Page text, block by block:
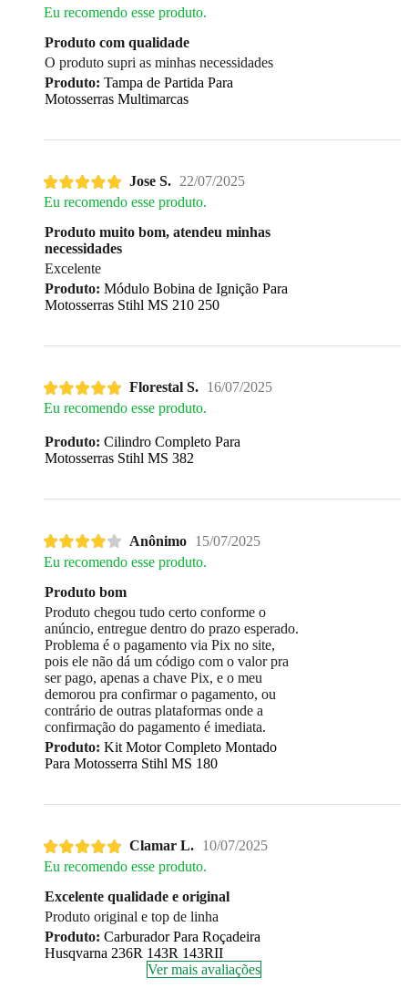
Eu recomendo esse produto.
Produto com qualidade
O produto supri as minhas necessidades
Produto: Tampa de Partida Para
Motosserras Multimarcas
Jose S. 22/07/2025
Eu recomendo esse produto.
Produto muito bom, atendeu minhas
necessidades
Excelente
Produto: Módulo Bobina de Ignição Para
Motosserras Stihl MS 210 250
Florestal S. 16/07/2025
Eu recomendo esse produto.
Produto: Cilindro Completo Para
Motosserras Stihl MS 382
Anônimo 15/07/2025
Eu recomendo esse produto.
Produto bom
Produto chegou tudo certo conforme o
anúncio, entregue dentro do prazo esperado.
Problema é o pagamento via Pix no site,
pois ele não dá um código com o valor pra
ser pago, apenas a chave Pix, e o meu
demorou pra confirmar o pagamento, ou
contrário de outras plataformas onde a
confirmação do pagamento é imediata.
Produto: Kit Motor Completo Montado
Para Motosserra Stihl MS 180
Clamar L. 10/07/2025
Eu recomendo esse produto.
Excelente qualidade e original
Produto original e top de linha
Produto: Carburador Para Roçadeira
Husqvarna 236R 143R 143RII
Ver mais avaliações